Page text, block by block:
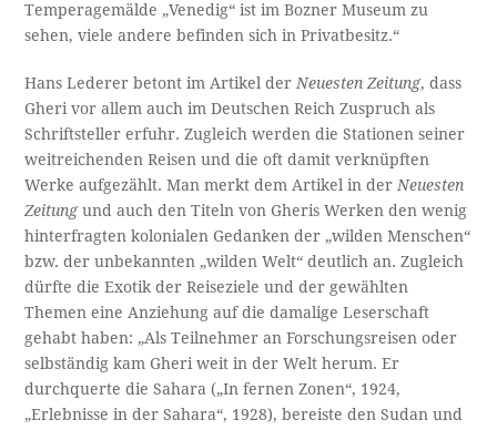
Temperagemälde „Venedig“ ist im Bozner Museum zu
sehen, viele andere befinden sich in Privatbesitz.“
Hans Lederer betont im Artikel der Neuesten Zeitung, dass
Gheri vor allem auch im Deutschen Reich Zuspruch als
Schriftsteller erfuhr. Zugleich werden die Stationen seiner
weitreichenden Reisen und die oft damit verknüpften
Werke aufgezählt. Man merkt dem Artikel in der Neuesten
Zeitungund auch den Titeln von Gheris Werken den wenig
hinterfragten kolonialen Gedanken der „wilden Menschen“
bzw. der unbekannten „wilden Welt“ deutlich an. Zugleich
dürfte die Exotik der Reiseziele und der gewählten
Themen eine Anziehung auf die damalige Leserschaft
gehabt haben: „Als Teilnehmer an Forschungsreisen oder
selbständig kam Gheri weit in der Welt herum. Er
durchquerte die Sahara („In fernen Zonen“, 1924,
„Erlebnisse in der Sahara“, 1928), bereiste den Sudan und